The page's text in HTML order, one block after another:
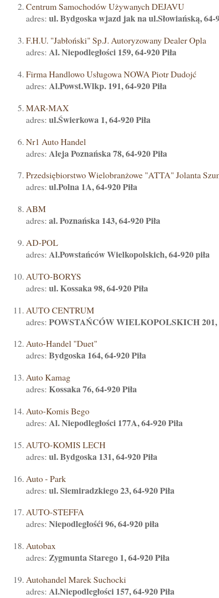
Centrum Samochodów Używanych DEJAVU
adres: ul. Bydgoska wjazd jak na ul.Słowiańską, 64-
F.H.U. "Jabłoński" Sp.J. Autoryzowany Dealer Opla
adres: Al. Niepodległości 159, 64-920 Piła
Firma Handlowo Usługowa NOWA Piotr Dudojć
adres: Al.Powst.Wlkp. 191, 64-920 Piła
MAR-MAX
adres: ul.Świerkowa 1, 64-920 Piła
Nr1 Auto Handel
adres: Aleja Poznańska 78, 64-920 Piła
Przedsiębiorstwo Wielobranżowe "ATTA" Jolanta
adres: ul.Polna 1A, 64-920 Piła
ABM
adres: al. Poznańska 143, 64-920 Piła
AD-POL
adres: Al.Powstańców Wielkopolskich, 64-920 piła
AUTO-BORYS
adres: ul. Kossaka 98, 64-920 Piła
AUTO CENTRUM
adres: POWSTAŃCÓW WIELKOPOLSKICH 201,
Auto-Handel "Duet"
adres: Bydgoska 164, 64-920 Piła
Auto Kamag
adres: Kossaka 76, 64-920 Piła
Auto-Komis Bego
adres: Al. Niepodległości 177A, 64-920 Piła
AUTO-KOMIS LECH
adres: ul. Bydgoska 131, 64-920 Piła
Auto - Park
adres: ul. Siemiradzkiego 23, 64-920 Piła
AUTO-STEFFA
adres: Niepodległośći 96, 64-920 piła
Autobax
adres: Zygmunta Starego 1, 64-920 Piła
Autohandel Marek Suchocki
adres: Al.Niepodległości 157, 64-920 Piła